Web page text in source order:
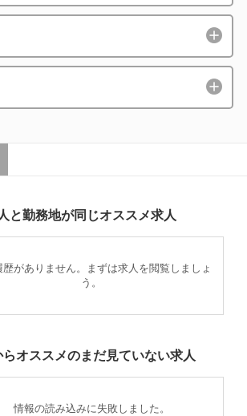
と勤務地が同じオススメ求人
歴がありません。まずは求人を閲覧しましょ
う。
らオススメのまだ見ていない求人
情報の読み込みに失敗しました。